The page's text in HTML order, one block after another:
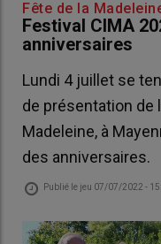
Fête de la
Festival CIMA
anniversaires
Lundi 4 juillet se
de présentation de
Madeleine, à
des anniversaires.
Publié le jeu 07/07/2022 -